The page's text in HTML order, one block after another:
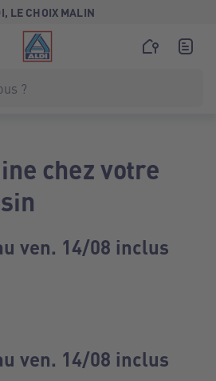
LE CHOIX MALIN
chez votre
ven. 14/08 inclus
ven. 14/08 inclus